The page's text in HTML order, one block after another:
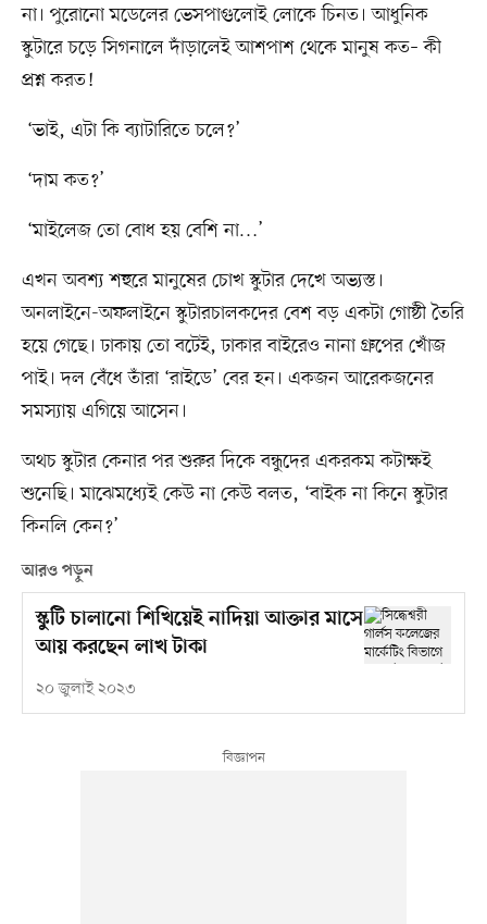
না। পুরোনো মডেলের ভেসপাগুলোই লোকে চিনত। আধুনিক
স্কুটারে চড়ে সিগনালে দাঁড়ালেই আশপাশ থেকে মানুষ কত– কী
প্রশ্ন করত!
‘ভাই, এটা কি ব্যাটারিতে চলে?’
‘দাম কত?’
‘মাইলেজ তো বোধ হয় বেশি না…’
এখন অবশ্য শহুরে মানুষের চোখ স্কুটার দেখে অভ্যস্ত।
অনলাইনে-অফলাইনে স্কুটারচালকদের বেশ বড় একটা গোষ্ঠী তৈরি
হয়ে গেছে। ঢাকায় তো বটেই, ঢাকার বাইরেও নানা গ্রুপের খোঁজ
পাই। দল বেঁধে তাঁরা ‘রাইডে’ বের হন। একজন আরেকজনের
সমস্যায় এগিয়ে আসেন।
অথচ স্কুটার কেনার পর শুরুর দিকে বন্ধুদের একরকম কটাক্ষই
শুনেছি। মাঝেমধ্যেই কেউ না কেউ বলত, ‘বাইক না কিনে স্কুটার
কিনলি কেন?’
আরও পড়ুন
স্কুটি চালানো শিখিয়েই নাদিয়া আক্তার মাসে
আয় করছেন লাখ টাকা
২০ জুলাই ২০২৩